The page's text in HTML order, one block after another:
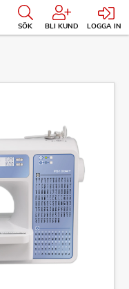
SÖK BLI KUND LOGGA IN